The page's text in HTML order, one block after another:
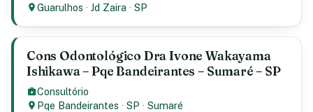
Guarulhos ·Jd Zaira ·SP
Cons Odontológico Dra Ivone Wakayama
Ishikawa – Pqe Bandeirantes – Sumaré – SP
Consultório
Pqe Bandeirantes ·SP ·Sumaré